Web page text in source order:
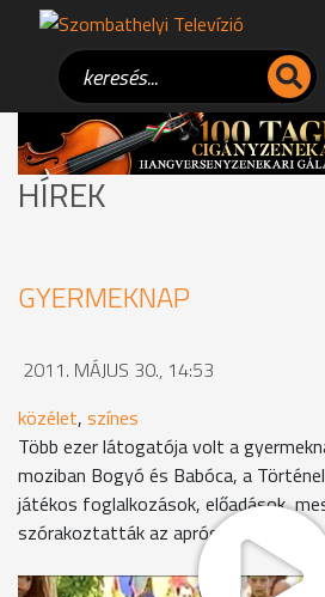
HÍREK
GYERMEKNAP
2011. MÁJUS 30., 14:53
közélet, színes
Több ezer látogatója volt a
moziban Bogyó és Babóca, a
játékos foglalkozások, előadások,
szórakoztatták az apróságokat.